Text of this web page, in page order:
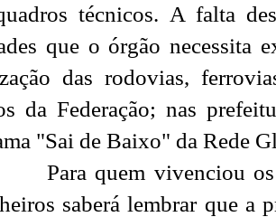
técnicos. A falta
que o órgão necessita
das rodovias,
da Federação; nas
"Sai de Baixo" da Rede
quem vivenciou os
saberá lembrar que a